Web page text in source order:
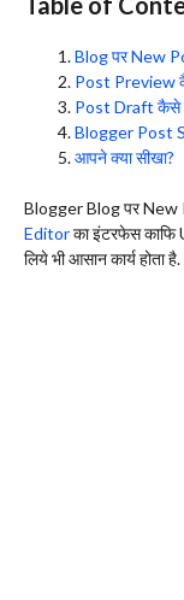
Blog पर New
Post Preview
Post Draft कैसे
Blogger Post
आपने क्या सीखा?
Blogger Blog पर New
Editorका इंटरफेस काफि
लिये भी आसान कार्य होता है.